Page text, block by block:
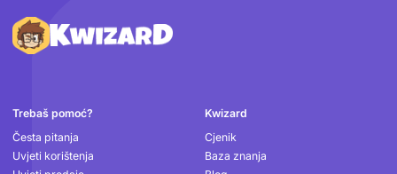
Podnožje
Trebaš pomoć?
Česta pitanja
Uvjeti korištenja
Kwizard
Cjenik
Baza znanja